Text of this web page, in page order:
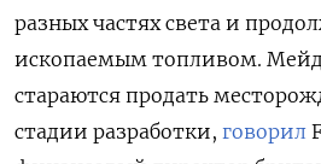
разных частях света и
ископаемым топливом.
стараются продать
стадии разработки, говорил